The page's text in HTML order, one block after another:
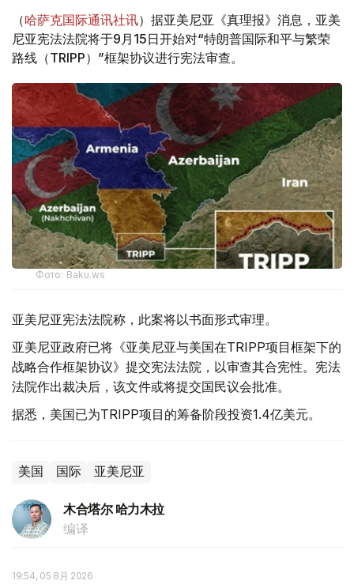
（哈萨克国际通讯社讯）据亚美尼亚《真理报》消息，亚美
尼亚宪法法院将于9月15日开始对“特朗普国际和平与繁荣
路线（TRIPP）”框架协议进行宪法审查。
Фото: Baku.ws
亚美尼亚宪法法院称，此案将以书面形式审理。
亚美尼亚政府已将《亚美尼亚与美国在TRIPP项目框架下的
战略合作框架协议》提交宪法法院，以审查其合宪性。宪法
法院作出裁决后，该文件或将提交国民议会批准。
据悉，美国已为TRIPP项目的筹备阶段投资1.4亿美元。
美国 国际 亚美尼亚
木合塔尔 哈力木拉
编译
19:54, 05 8月 2026